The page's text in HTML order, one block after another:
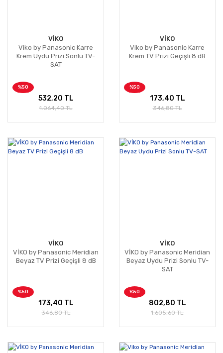
VİKO
Viko by Panasonic Karre
Krem Uydu Prizi Sonlu TV-
SAT
%50
532,20 TL
1.064,40 TL
VİKO
Viko by Panasonic Karre
Krem TV Prizi Geçişli 8 dB
%50
173,40 TL
346,80 TL
VİKO
VİKO by Panasonic Meridian
Beyaz TV Prizi Geçişli 8 dB
%50
173,40 TL
346,80 TL
VİKO
VİKO by Panasonic Meridian
Beyaz Uydu Prizi Sonlu TV-
SAT
%50
802,80 TL
1.605,60 TL